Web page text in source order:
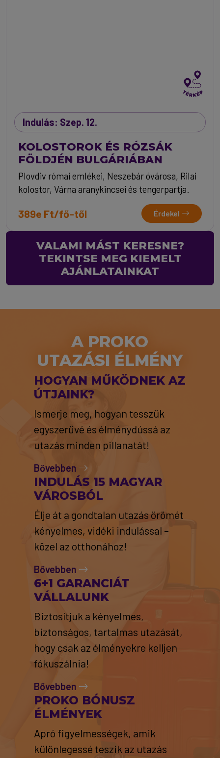
Indulás: Szep. 12.
KOLOSTOROK ÉS RÓZSÁK
FÖLDJÉN BULGÁRIÁBAN
Plovdiv római emlékei, Neszebár óvárosa, Rilai
kolostor, Várna aranykincsei és tengerpartja.
389e Ft/fő-től Érdekel
VALAMI MÁST KERESNE?
TEKINTSE MEG KIEMELT
AJÁNLATAINKAT
A PROKO
UTAZÁSI ÉLMÉNY
HOGYAN MŰKÖDNEK AZ
ÚTJAINK?
Ismerje meg, hogyan tesszük
egyszerűvé és élménydússá az
utazás minden pillanatát!
Bővebben
INDULÁS 15 MAGYAR
VÁROSBÓL
Élje át a gondtalan utazás örömét
kényelmes, vidéki indulással –
közel az otthonához!
Bővebben
6+1 GARANCIÁT
VÁLLALUNK
Biztosítjuk a kényelmes,
biztonságos, tartalmas utazását,
hogy csak az élményekre kelljen
fókuszálnia!
Bővebben
PROKO BÓNUSZ
ÉLMÉNYEK
Apró figyelmességek, amik
különlegessé teszik az utazás